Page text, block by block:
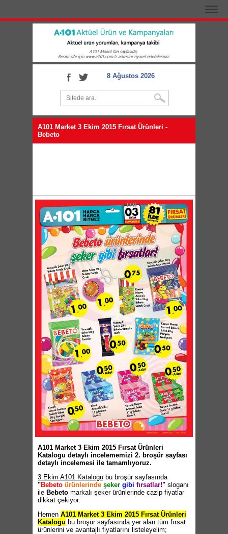
8 Ağustos 2026
A101 Market 3 Ekim 2015 Fırsat Ürünleri -
Bebeto
A101 Market 3 Ekim 2015 Fırsat Ürünleri
Katalogu detaylı incelememizi 2. broşür sayfası
detaylı incelemesi ile tamamlıyoruz.
3 Ekim A101 Katalogu bu broşür sayfasında
"Bebeto ürünlerinde şeker gibi fırsatlar!" sloganı
ile Bebeto markalı şeker ürünlerinde cazip fiyatlar
dikkat çekiyor.
Hemen A101 Market 3 Ekim 2015 Fırsat Ürünleri
Katalogu bu broşür sayfasında yer alan tüm fırsat
ürünlerini ve avantajlı fiyatlarını listeleyelim;